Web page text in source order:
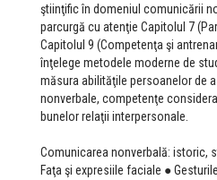
ştiinţific în domeniul comunicării
parcurgă cu atenţie Capitolul 7
Capitolul 9 (Competenţa şi
înţelege metodele moderne de
măsura abilităţile persoanelor de
nonverbale, competenţe
bunelor relaţii interpersonale.
Comunicarea nonverbală: istoric,
Faţa şi expresiile faciale ●